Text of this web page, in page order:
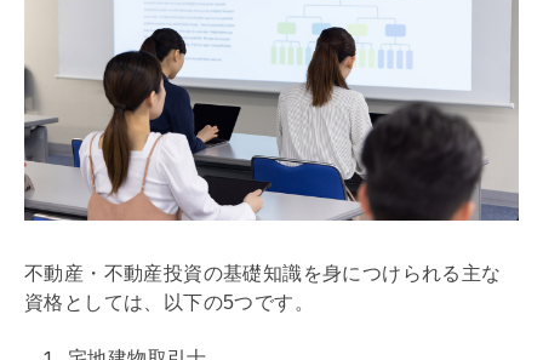
不動産・不動産投資の基礎知識を身につけられる主な
資格としては、以下の5つです。